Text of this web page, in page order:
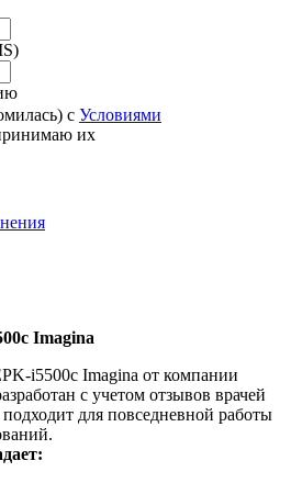
с Условиями
их
Imagina
i5500c Imagina от компании
с учетом отзывов врачей
для повседневной работы